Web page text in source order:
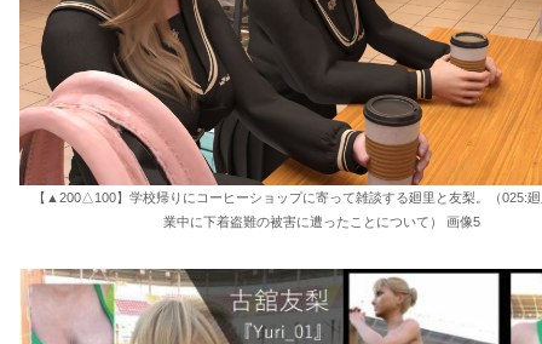
【▲200△100】学校帰りにコーヒーショップに寄って雑談する廻里と友梨。（025:
業中に下着盗難の被害に遭ったことについて） 画像5